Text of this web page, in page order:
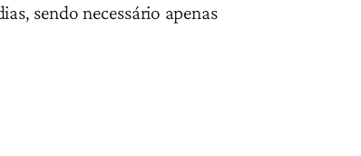
sendo necessário apenas